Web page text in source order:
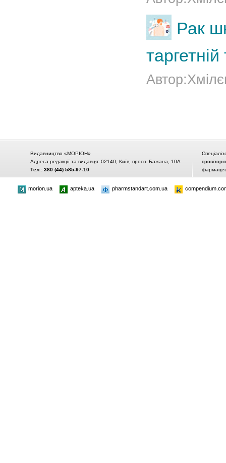
Рак
таргетній
Видавництво «МОРІОН»
Адреса редакції та видавця: 02140, Київ, просп. Бажана, 10А
Тел.: 380 (44) 585-97-10
morion.ua apteka.ua pharmstandart.com.ua